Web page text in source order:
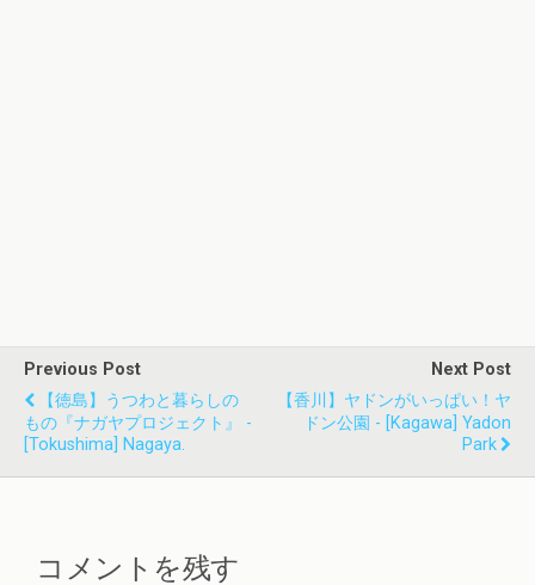
Previous Post
【徳島】うつわと暮らしの
もの『ナガヤプロジェクト』 -
[Tokushima] Nagaya.
Next Post
【香川】ヤドンがいっぱい！ヤ
ドン公園 - [Kagawa] Yadon
Park
コメントを残す